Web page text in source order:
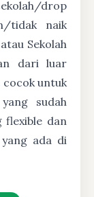
drop
tidak naik
Sekolah
dari luar
untuk
sudah
flexible dan
ada di